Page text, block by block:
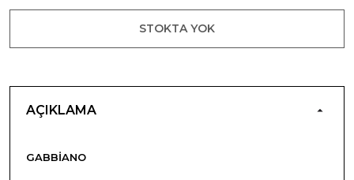
STOKTA YOK
AÇIKLAMA
GABBIANO